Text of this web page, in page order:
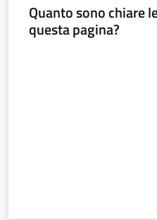
Quanto sono chiare
questa pagina?